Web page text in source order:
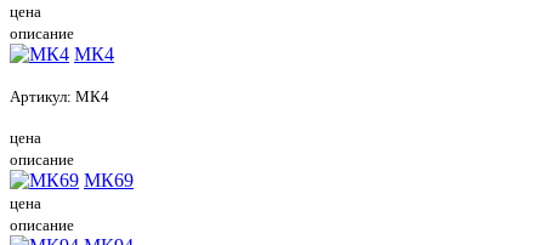
цена
описание
МК4
Артикул: МК4
цена
описание
МК69
цена
описание